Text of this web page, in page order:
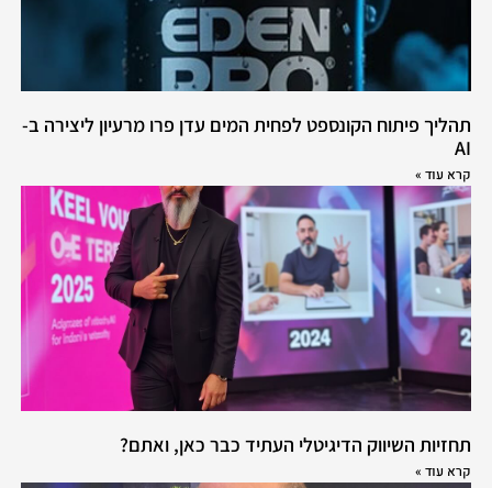
תהליך פיתוח הקונספט לפחית המים עדן פרו מרעיון ליצירה ב-
AI
קרא עוד »
תחזיות השיווק הדיגיטלי העתיד כבר כאן, ואתם?
קרא עוד »